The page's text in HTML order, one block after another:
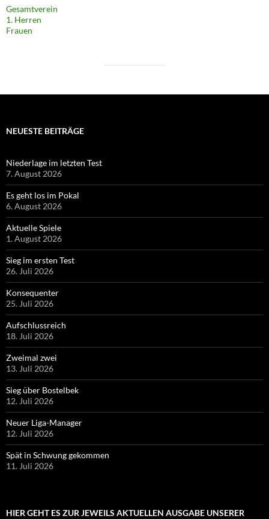
Gesamtverein
1. Herren
Frauen
NEUESTE BEITRÄGE
Niederlage im letzten Test
7. August 2026
Es geht los im Pokal
6. August 2026
Aktuelle Spiele
1. August 2026
Sieg im ersten Test
26. Juli 2026
Konsequenter
25. Juli 2026
Aufschlussreich
18. Juli 2026
Zweimal zwei
13. Juli 2026
Sieg über Bostelbek
12. Juli 2026
Neuer Liga-Manager
12. Juli 2026
Spät in Schwung gekommen
11. Juli 2026
HIER GEHT ES ZUR JEWEILS AKTUELLEN AUSGABE UNSERER